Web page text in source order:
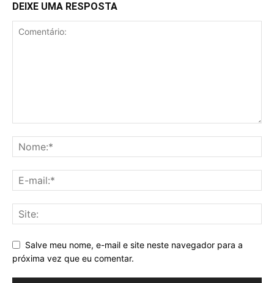
DEIXE UMA RESPOSTA
Salve meu nome, e-mail e site neste navegador para a
próxima vez que eu comentar.